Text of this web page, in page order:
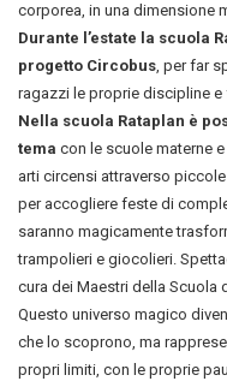
corporea, in una dimensione
Durante l’estate la scuola
progetto Circobus, per far
ragazzi le proprie discipline
Nella scuola Rataplan è
tema con le scuole materne
arti circensi attraverso
per accogliere feste di
saranno magicamente
trampolieri e giocolieri.
cura dei Maestri della Scuola
Questo universo magico
che lo scoprono, ma
propri limiti, con le proprie